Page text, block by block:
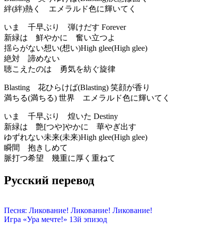
絆(絆)熱く エメラルド色に輝いてく
いま 千早ぶり 弾けだす Forever
新緑は 鮮やかに 奮い立つよ
揺らがない想い(想い)High glee(High glee)
絶対 諦めない
聴こえたのは 勇気を紡ぐ旋律
Blasting 花ひらけば(Blasting) 笑顔が香り
満ちる(満ちる) 世界 エメラルド色に輝いてく
いま 千早ぶり 煌いた Destiny
新緑は 艶[つや]やかに 華やぎ出す
ゆずれない未来(未来)High glee(High glee)
瞬間 抱きしめて
脈打つ希望 幾重に厚く重ねて
Русский перевод
Песня: Ликование! Ликование! Ликование!
Игра «Ура мечте!» 13й эпизод